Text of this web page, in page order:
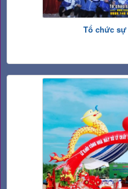
Tổ chức